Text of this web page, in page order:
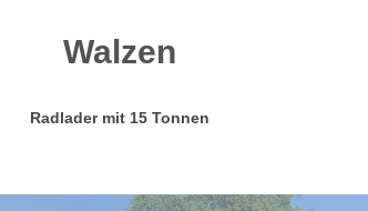
Walzen
Radlader mit 15 Tonnen